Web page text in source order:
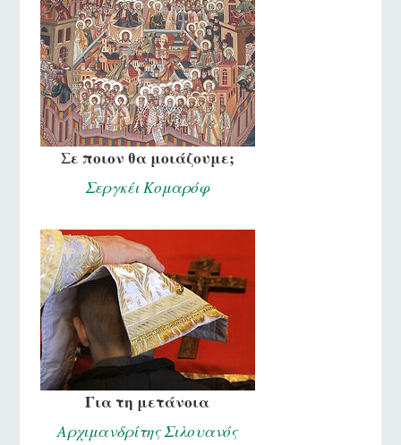
Σε ποιον θα μοιάζουμε;
Σεργκέι Κομαρόφ
Για τη μετάνοια
Αρχιμανδρίτης Σιλουανός